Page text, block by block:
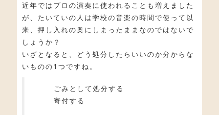
近年ではプロの演奏に使われることも増えました
が、たいていの人は学校の音楽の時間で使って以
来、押し入れの奥にしまったままなのではないで
しょうか？
いざとなると、どう処分したらいいのか分からな
いものの1つですね。
ごみとして処分する
寄付する